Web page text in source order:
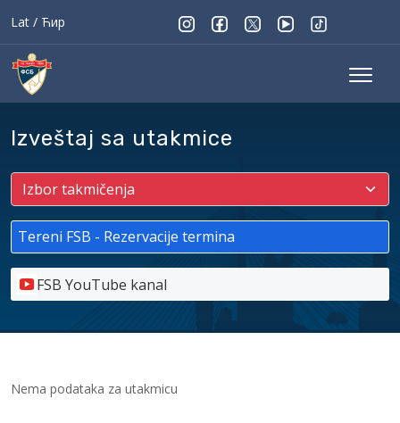
Lat / Ћир
Izveštaj sa utakmice
Tereni FSB - Rezervacije termina
FSB YouTube kanal
Nema podataka za utakmicu